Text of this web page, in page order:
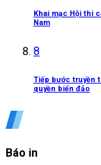
Khai mạc Hội thi
Nam
8
Tiếp bước truyền
quyền biển đảo
Báo in